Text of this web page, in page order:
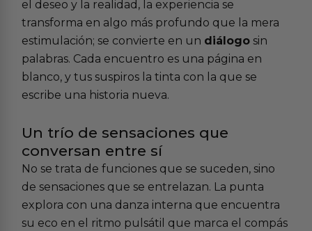
el deseo y la realidad, la experiencia se
transforma en algo más profundo que la mera
estimulación; se convierte en un diálogo sin
palabras. Cada encuentro es una página en
blanco, y tus suspiros la tinta con la que se
escribe una historia nueva.
Un trío de sensaciones que
conversan entre sí
No se trata de funciones que se suceden, sino
de sensaciones que se entrelazan. La punta
explora con una danza interna que encuentra
su eco en el ritmo pulsátil que marca el compás